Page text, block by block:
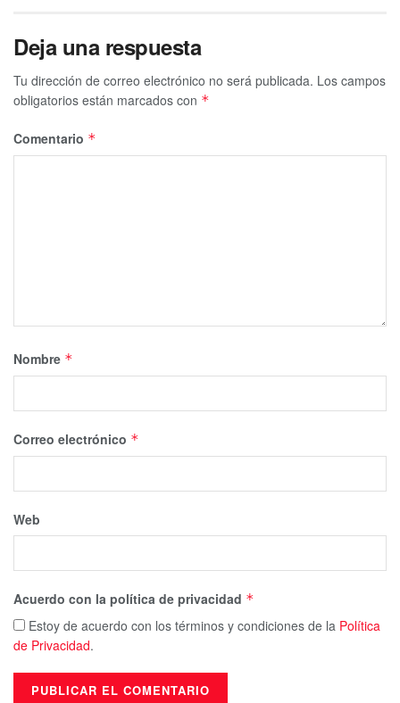
Deja una respuesta
Tu dirección de correo electrónico no será publicada. Los campos
obligatorios están marcados con *
Comentario *
Nombre *
Correo electrónico *
Web
Acuerdo con la política de privacidad *
Estoy de acuerdo con los términos y condiciones de la Política
de Privacidad.